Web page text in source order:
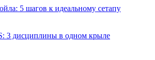
5 шагов к идеальному сетапу
3 дисциплины в одном крыле